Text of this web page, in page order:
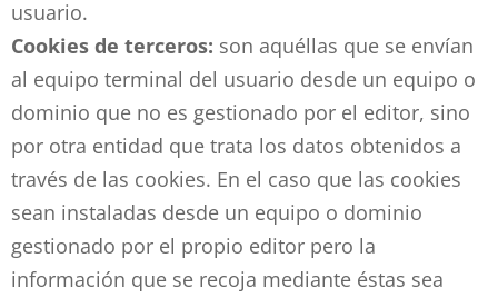
usuario.
Cookies de terceros: son aquéllas que se envían
al equipo terminal del usuario desde un equipo o
dominio que no es gestionado por el editor, sino
por otra entidad que trata los datos obtenidos a
través de las cookies. En el caso que las cookies
sean instaladas desde un equipo o dominio
gestionado por el propio editor pero la
información que se recoja mediante éstas sea